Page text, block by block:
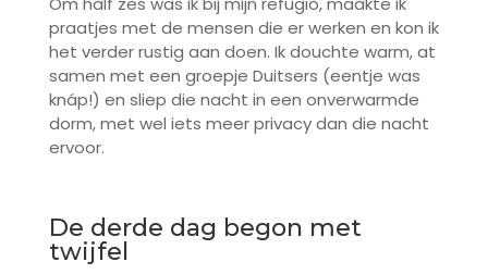
praatjes met de mensen die er werken en kon ik
het verder rustig aan doen. Ik douchte warm, at
samen met een groepje Duitsers (eentje was
knáp!) en sliep die nacht in een onverwarmde
dorm, met wel iets meer privacy dan die nacht
ervoor.
De derde dag begon met
twijfel